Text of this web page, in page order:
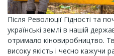
Після Революції Гідності та
українські землі в нашій
отримало кіновиробництво.
високу якість і чесно